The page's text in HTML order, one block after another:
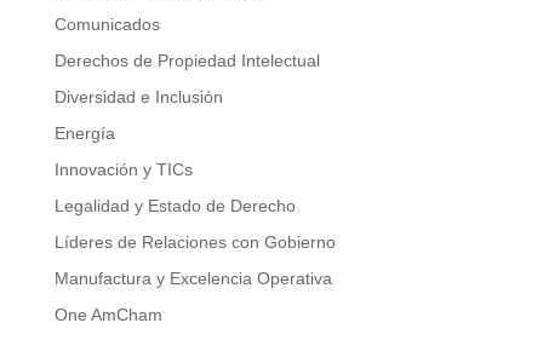
Comunicados
Derechos de Propiedad Intelectual
Diversidad e Inclusión
Energía
Innovación y TICs
Legalidad y Estado de Derecho
Líderes de Relaciones con Gobierno
Manufactura y Excelencia Operativa
One AmCham